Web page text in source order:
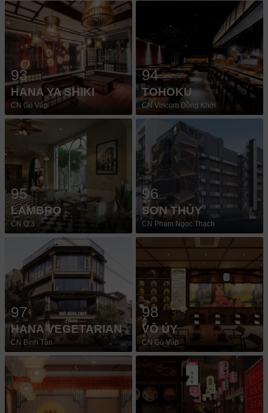
93
HANA YA SHIKI
CN Gò Vấp
94
TOHOKU
CN Vincom Đồng Khởi
95
LAMBRO
CN Q.3
96
SƠN THỦY
CN Phạm Ngọc Thạch
97
HANA VEGETARIAN
CN Bình Tân
98
VÔ ÚY
CN Gò Vấp